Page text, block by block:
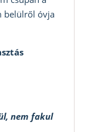
belülről óvja
nem fakul